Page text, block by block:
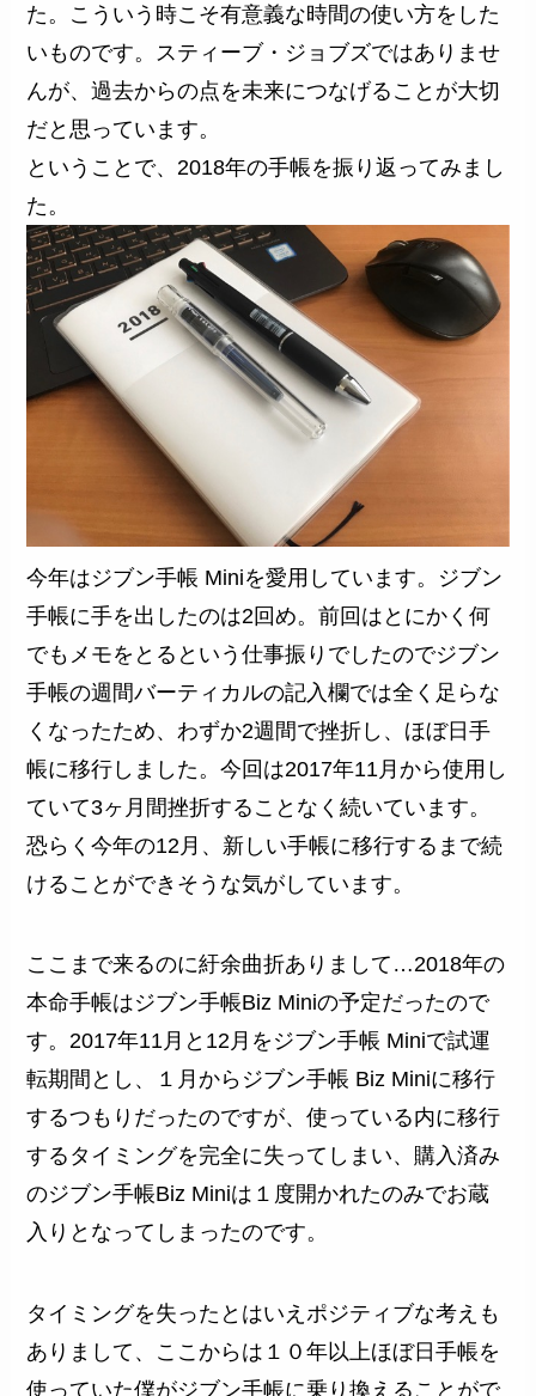
た。こういう時こそ有意義な時間の使い方をした
いものです。スティーブ・ジョブズではありませ
んが、過去からの点を未来につなげることが大切
だと思っています。
ということで、2018年の手帳を振り返ってみまし
た。
今年はジブン手帳 Miniを愛用しています。ジブン
手帳に手を出したのは2回め。前回はとにかく何
でもメモをとるという仕事振りでしたのでジブン
手帳の週間バーティカルの記入欄では全く足らな
くなったため、わずか2週間で挫折し、ほぼ日手
帳に移行しました。今回は2017年11月から使用し
ていて3ヶ月間挫折することなく続いています。
恐らく今年の12月、新しい手帳に移行するまで続
けることができそうな気がしています。
ここまで来るのに紆余曲折ありまして…2018年の
本命手帳はジブン手帳Biz Miniの予定だったので
す。2017年11月と12月をジブン手帳 Miniで試運
転期間とし、１月からジブン手帳 Biz Miniに移行
するつもりだったのですが、使っている内に移行
するタイミングを完全に失ってしまい、購入済み
のジブン手帳Biz Miniは１度開かれたのみでお蔵
入りとなってしまったのです。
タイミングを失ったとはいえポジティブな考えも
ありまして、ここからは１０年以上ほぼ日手帳を
使っていた僕がジブン手帳に乗り換えることがで